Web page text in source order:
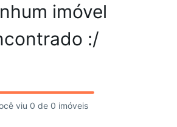
imóvel
:/
viu 0 de 0 imóveis